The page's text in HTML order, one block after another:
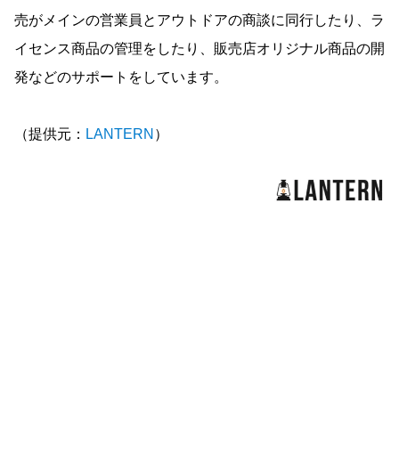
売がメインの営業員とアウトドアの商談に同行したり、ラ
イセンス商品の管理をしたり、販売店オリジナル商品の開
発などのサポートをしています。
（提供元： LANTERN ）